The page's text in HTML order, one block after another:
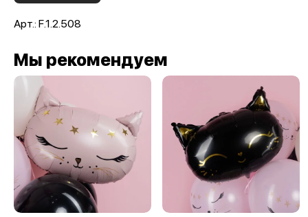
Арт.: F.1.2.508
Мы рекомендуем